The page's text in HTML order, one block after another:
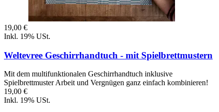
19,00 €
Inkl. 19% USt.
Weltevree Geschirrhandtuch - mit Spielbrettmustern
Mit dem multifunktionalen Geschirrhandtuch inklusive
Spielbrettmuster Arbeit und Vergnügen ganz einfach kombinieren!
19,00 €
Inkl. 19% USt.